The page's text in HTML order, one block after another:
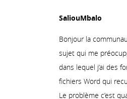
SaliouMbalo
Bonjour la
sujet qui me
dans lequel j’ai des
fichiers Word qui
Le problème c’est